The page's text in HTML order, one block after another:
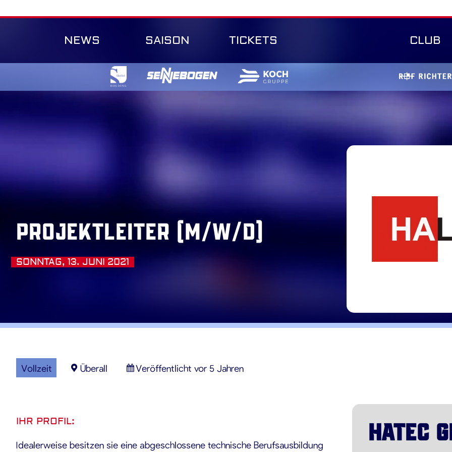
to
NEWS SAISON TICKETS CLUB
PROJEKTLEITER (M/W/D)
SONNTAG, 13. JUNI 2021
Vollzeit Überall Veröffentlicht vor 5 Jahren
HATEC
IHR PROFIL:
Idealerweise besitzen sie eine abgeschlossene technische Berufsausbildung